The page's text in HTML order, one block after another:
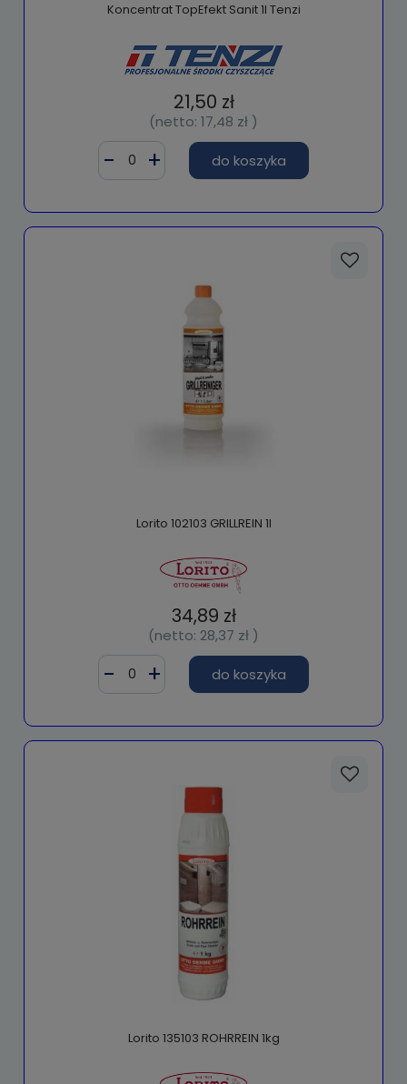
Koncentrat TopEfekt Sanit 1l Tenzi
21,50 zł
(netto: 17,48 zł )
do koszyka
Lorito 102103 GRILLREIN 1l
34,89 zł
(netto: 28,37 zł )
do koszyka
Lorito 135103 ROHRREIN 1kg